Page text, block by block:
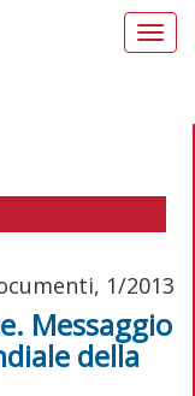
1/2013
Messaggio
della